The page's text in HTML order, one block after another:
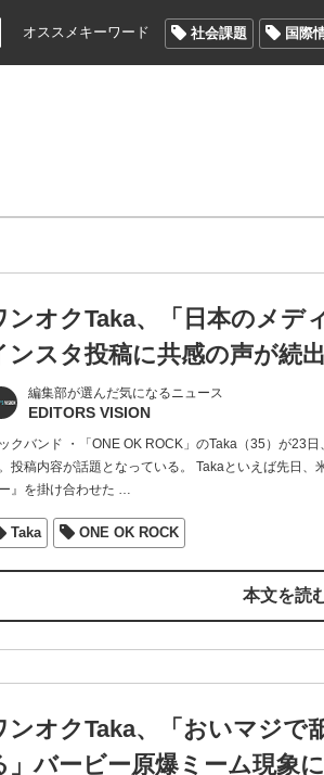
オススメキーワード 社会課題 国際
ンオクTaka、「日本のメデ
ンスタ投稿に共感の声が続出
編集部が選んだ気になるニュース
EDITORS VISION
クバンド ・「ONE OK ROCK」のTaka（35）が23
投稿内容が話題となっている。 Takaといえば先日、
』を掛け合わせた …
Taka ONE OK ROCK
本文を読
ンオクTaka、「おいマジで
」バービー原爆ミーム現象